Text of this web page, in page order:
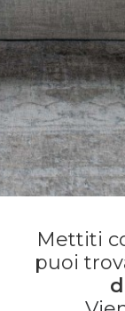
Mettiti
puoi